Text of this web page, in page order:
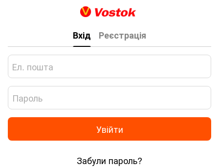
Вхід Реєстрація
Увійти
Забули пароль?